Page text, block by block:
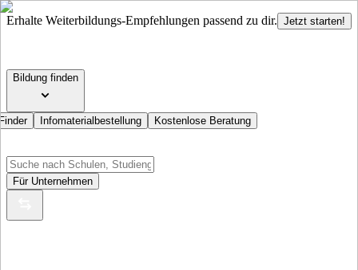
Erhalte Weiterbildungs-Empfehlungen passend zu dir. Jetzt starten!
Bildung finden
Infomaterialbestellung Kostenlose Beratung
Für Unternehmen